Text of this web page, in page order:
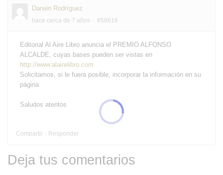
Darwin Rodríguez
hace cerca de 7 años #58616
Editorial Al Aire Libro anuncia el PREMIO ALFONSO
ALCALDE, cuyas bases pueden ser vistas en
http://www.alairelibro.com
Solicitamos, si le fuera posible, incorporar la información en su
página
Saludos atentos
Compartir Responder
Deja tus comentarios